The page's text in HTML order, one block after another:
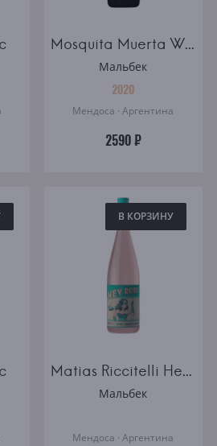
Mosquita Muerta Wines Perro Callejero Blend de Malbec Mendoza
Мальбек
2020
Мендоса · Аргентина
2590 ₽
В КОРЗИНУ
Matias Riccitelli Hey Rosé
Мальбек
Мендоса · Аргентина